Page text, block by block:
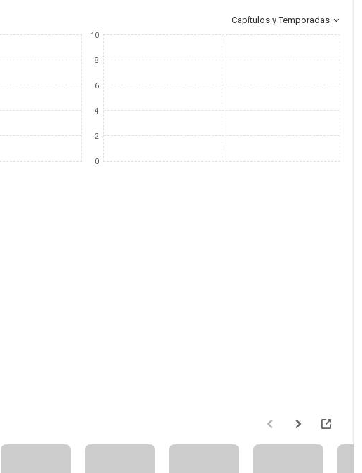
Capítulos y Temporadas
10
8
6
4
2
0